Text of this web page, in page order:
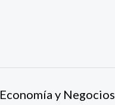
Economía y Negocios